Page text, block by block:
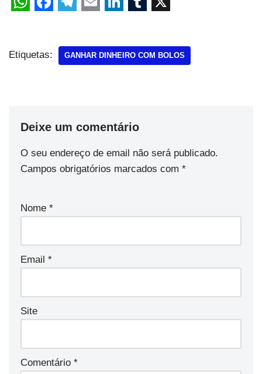
Etiquetas: GANHAR DINHEIRO COM BOLOS
Deixe um comentário
O seu endereço de email não será publicado.
Campos obrigatórios marcados com *
Nome *
Email *
Site
Comentário *